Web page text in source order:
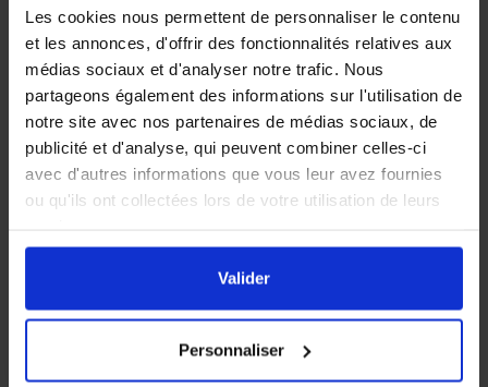
Les cookies nous permettent de personnaliser le contenu
et les annonces, d'offrir des fonctionnalités relatives aux
médias sociaux et d'analyser notre trafic. Nous
partageons également des informations sur l'utilisation de
notre site avec nos partenaires de médias sociaux, de
publicité et d'analyse, qui peuvent combiner celles-ci
avec d'autres informations que vous leur avez fournies
ou qu'ils ont collectées lors de votre utilisation de leurs
En cliquant sur le boutonValidervous acceptez
l'ensemble des cookies de notre site ainsi que ceux de
nos partenaires. Vous pouvez également choisir les
Valider
Personnaliser
1600 bouchons
plastiques verts
pour bouteilles
Marasca
1600 bouchons
plastiques noirs
pour bouteilles
Marasca